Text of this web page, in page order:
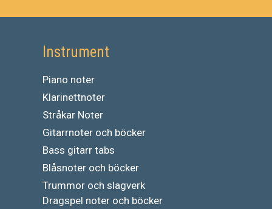
Instrument
Piano noter
Klarinettnoter
Stråkar Noter
Gitarrnoter och böcker
Bass gitarr tabs
Blåsnoter och böcker
Trummor och slagverk
Dragspel noter och böcker